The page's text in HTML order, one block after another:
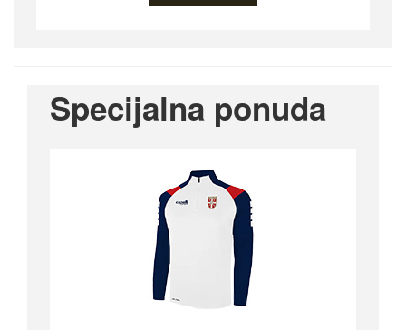
Specijalna ponuda